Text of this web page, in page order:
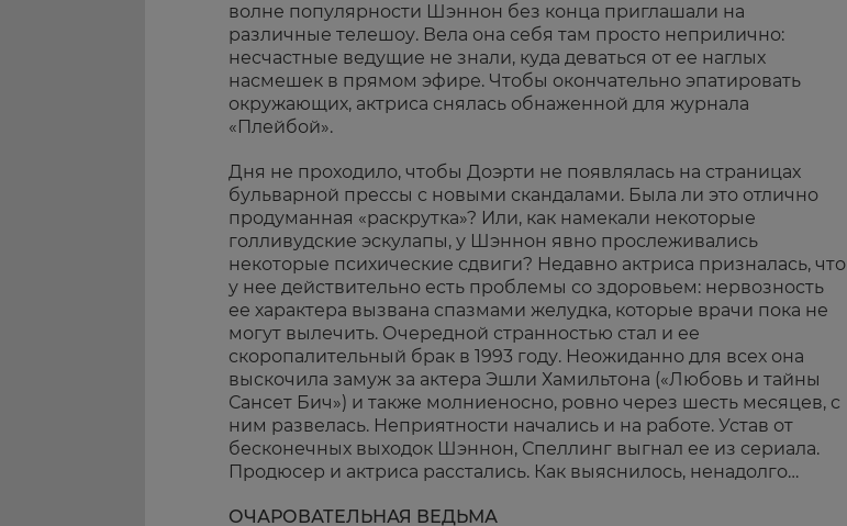
волне популярности Шэннон без конца приглашали на
различные телешоу. Вела она себя там просто неприлично:
несчастные ведущие не знали, куда деваться от ее наглых
насмешек в прямом эфире. Чтобы окончательно эпатировать
окружающих, актриса снялась обнаженной для журнала
«Плейбой».
Дня не проходило, чтобы Доэрти не появлялась на страницах
бульварной прессы с новыми скандалами. Была ли это отлично
продуманная «раскрутка»? Или, как намекали некоторые
голливудские эскулапы, у Шэннон явно прослеживались
некоторые психические сдвиги? Недавно актриса призналась, что
у нее действительно есть проблемы со здоровьем: нервозность
ее характера вызвана спазмами желудка, которые врачи пока не
могут вылечить. Очередной странностью стал и ее
скоропалительный брак в 1993 году. Неожиданно для всех она
выскочила замуж за актера Эшли Хамильтона («Любовь и тайны
Сансет Бич») и также молниеносно, ровно через шесть месяцев, с
ним развелась. Неприятности начались и на работе. Устав от
бесконечных выходок Шэннон, Спеллинг выгнал ее из сериала.
Продюсер и актриса расстались. Как выяснилось, ненадолго…
ОЧАРОВАТЕЛЬНАЯ ВЕДЬМА